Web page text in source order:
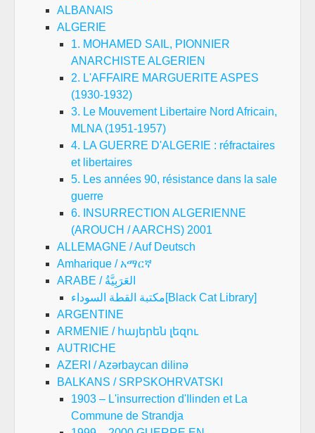
ALBANAIS
ALGERIE
1. MOHAMED SAIL, PIONNIER
ANARCHISTE ALGERIEN
2. L'AFFAIRE MARGUERITE ASPES
(1930-1932)
3. Le Mouvement Libertaire Nord Africain,
MLNA (1951-1957)
4. LA GUERRE D'ALGERIE : réfractaires
et libertaires
5. Les années 90, résistance dans la sale
guerre
6. INSURRECTION ALGERIENNE
(AROUCH / AARCHS) 2001
ALLEMAGNE / Auf Deutsch
Amharique / አማርኛ
ARABE / العَرَبِيَّةُ
مكتبة القطة السوداء[Black Cat Library]
ARGENTINE
ARMENIE / հայերեն լեզու
AUTRICHE
AZERI / Azərbaycan dilinə
BALKANS / SRPSKOHRVATSKI
1903 – L'insurrection d'Ilinden et La
Commune de Strandja